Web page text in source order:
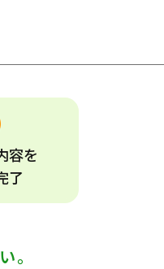
容を
了
。